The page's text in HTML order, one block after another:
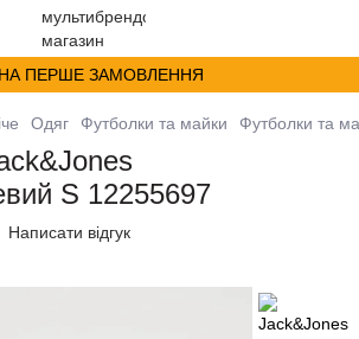
НА ПЕРШЕ ЗАМОВЛЕННЯ
Одяг Футболки та майки Футболки та
S 12255697
Написати відгук